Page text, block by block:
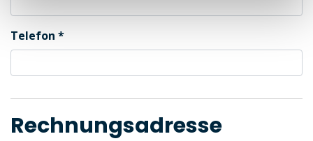
Telefon
Rechnungsadresse